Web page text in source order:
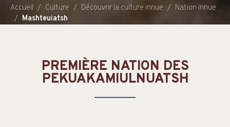
Accueil Culture Découvrir la culture innue
Nation innue
Mashteuiatsh
PREMIÈRE NATION DES
PEKUAKAMIULNUATSH